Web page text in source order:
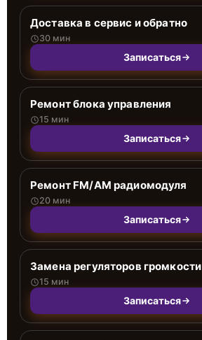
Доставка в сервис и обратно
30 мин
Записаться
Ремонт блока управления
15 мин
Записаться
Ремонт FM/AM радиомодуля
20 мин
Записаться
Замена регуляторов громкости
15 мин
Записаться